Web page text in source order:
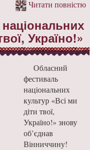
Читати повністю
Україно!»
Обласний
фестиваль
національних
культур «Всі ми
діти твої,
Україно!» знову
об’єднав
Вінниччину!